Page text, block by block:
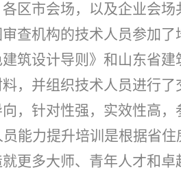
区市会场，以及企业会
查机构的技术人员参加
筑设计导则》和山东省
，并组织技术人员进行
，针对性强， 实效性高，
能力提升培训是根据省
更多大师、青年人才和